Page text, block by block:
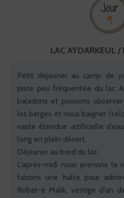
Jour
9
LAC AYDARKEUL
Petit déjeuner au camp de
piste peu fréquentée du lac
baladons et pouvons
les berges et nous baigner
vaste étendue artificielle
long en plein désert.
Déjeuner au bord du lac.
L'après-midi nous prenons la
faisons une halte pour
Robat-e Malik, vestige d'un